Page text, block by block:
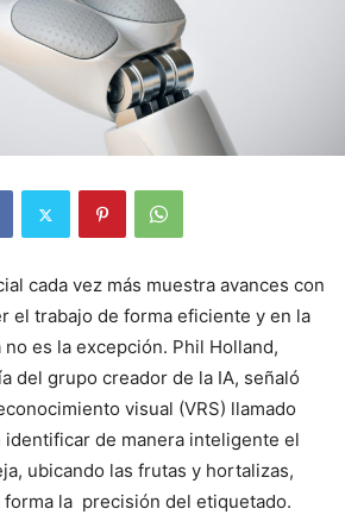
cada vez más muestra avances con
el trabajo de forma eficiente y en la
es la excepción. Phil Holland,
del grupo creador de la IA, señaló
visual (VRS) llamado
identificar de manera inteligente el
ubicando las frutas y hortalizas,
la precisión del etiquetado.